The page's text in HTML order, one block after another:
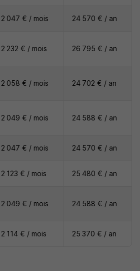
2 047 € / mois 24 570 € / an
2 232 € / mois 26 795 € / an
2 058 € / mois 24 702 € / an
2 049 € / mois 24 588 € / an
2 047 € / mois 24 570 € / an
2 123 € / mois 25 480 € / an
2 049 € / mois 24 588 € / an
2 114 € / mois 25 370 € / an